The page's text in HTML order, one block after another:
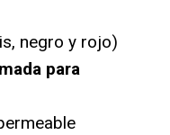
negro y rojo)
para